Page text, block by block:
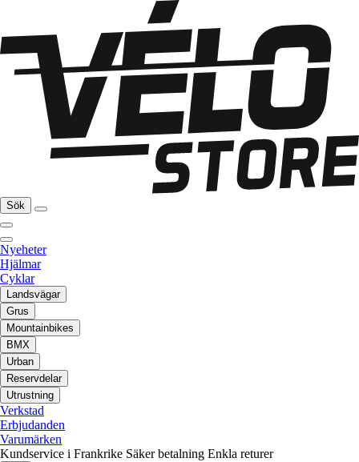
Sök
Nyeheter
Hjälmar
Cyklar
Landsvägar
Grus
Mountainbikes
BMX
Urban
Reservdelar
Utrustning
Verkstad
Erbjudanden
Varumärken
Kundservice i Frankrike Säker betalning Enkla returer